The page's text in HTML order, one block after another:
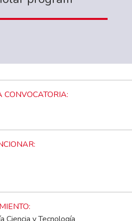
CONVOCATORIA